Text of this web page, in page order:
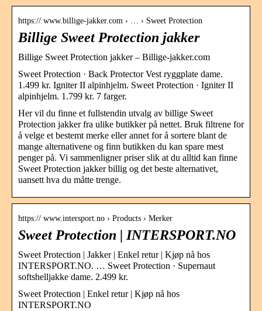
https:// www.billige-jakker.com › … › Sweet Protection
Billige Sweet Protection jakker
Billige Sweet Protection jakker – Billige-jakker.com
Sweet Protection · Back Protector Vest ryggplate dame.
1.499 kr. Igniter II alpinhjelm. Sweet Protection · Igniter II
alpinhjelm. 1.799 kr. 7 farger.
Her vil du finne et fullstendin utvalg av billige Sweet
Protection jakker fra ulike butikker på nettet. Bruk filtrene for
å velge et bestemt merke eller annet for å sortere blant de
mange alternativene og finn butikken du kan spare mest
penger på. Vi sammenligner priser slik at du alltid kan finne
Sweet Protection jakker billig og det beste alternativet,
uansett hva du måtte trenge.
https:// www.intersport.no › Products › Merker
Sweet Protection | INTERSPORT.NO
Sweet Protection | Jakker | Enkel retur | Kjøp nå hos
INTERSPORT.NO. … Sweet Protection · Supernaut
softshelljakke dame. 2.499 kr.
Sweet Protection | Enkel retur | Kjøp nå hos
INTERSPORT.NO